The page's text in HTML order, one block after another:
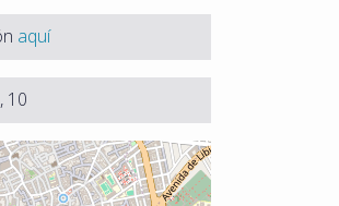
aquí
10